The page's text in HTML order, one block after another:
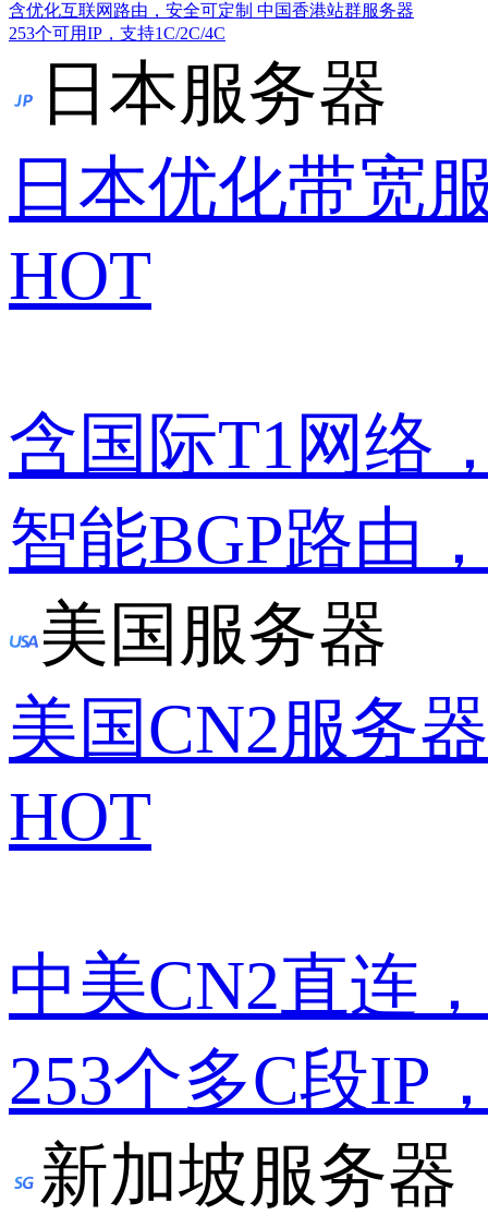
含优化互联网路由，安全可定制 中国香港站群服务器
253个可用IP，支持1C/2C/4C
日本服务器
日本优化带宽
HOT
含国际T1网络
智能BGP路由
美国服务器
美国CN2服务器
HOT
中美CN2直连
253个多C段IP
新加坡服务器